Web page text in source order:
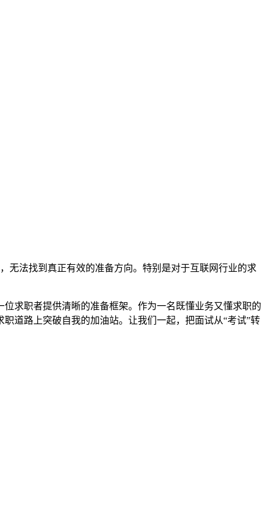
无法找到真正有效的准备方向。特别是对于互联网行业的求
求职者提供清晰的准备框架。作为一名既懂业务又懂求职的
道路上突破自我的加油站。让我们一起，把面试从“考试”转